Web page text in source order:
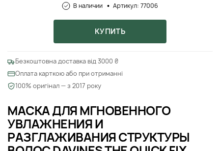
МАСКА ДЛЯ МГНОВЕННОГО
УВЛАЖНЕНИЯ И
РАЗГЛАЖИВАНИЯ СТРУКТУРЫ
В наличии Артикул: 77006
КУПИТЬ
Безкоштовна доставка від 3000 ₴
Оплата карткою або при отриманні
100% оригінал — з 2017 року